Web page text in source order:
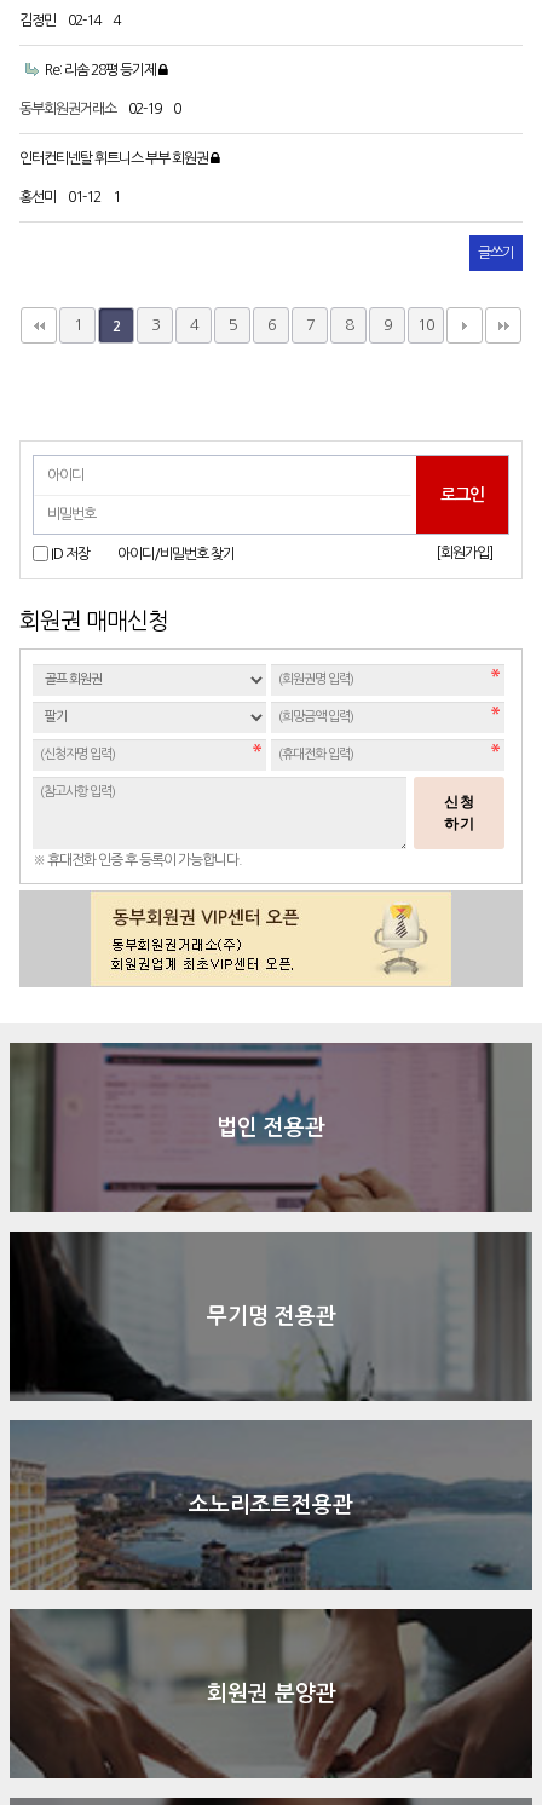
김정민 02-14 4
Re: 리솜 28평 등기제
동부회원권거래소 02-19 0
인터컨티넨탈 휘트니스 부부 회원권
홍선미 01-12 1
글쓰기
1 2 3 4 5 6 7 8 9 10
ID 저장 아이디/비밀번호 찾기 [회원가입]
회원권 매매신청
신청
하기
※ 휴대전화 인증 후 등록이 가능합니다.
법인 전용관
무기명 전용관
소노리조트전용관
회원권 분양관